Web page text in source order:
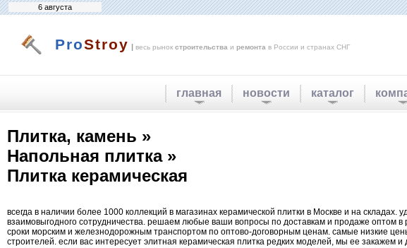
6 августа
ProStroy | весь рынок строительства и ремонта в России и странах СНГ
главная новости каталог
Плитка, камень »
Напольная плитка »
Плитка керамическая
всегда в наличии более 1000 коллекций в магазинах керамической плитки в Москве и на складах.
взаимовыгодного сотрудничества. решаем любые ваши вопросы по доставкам и продаже оптом
сроки морским и железнодорожным транспортом по оптово-договорным ценам. самые низкие
строителей. если вас интересует элитная керамическая плитка редких моделей, мы ее закажем